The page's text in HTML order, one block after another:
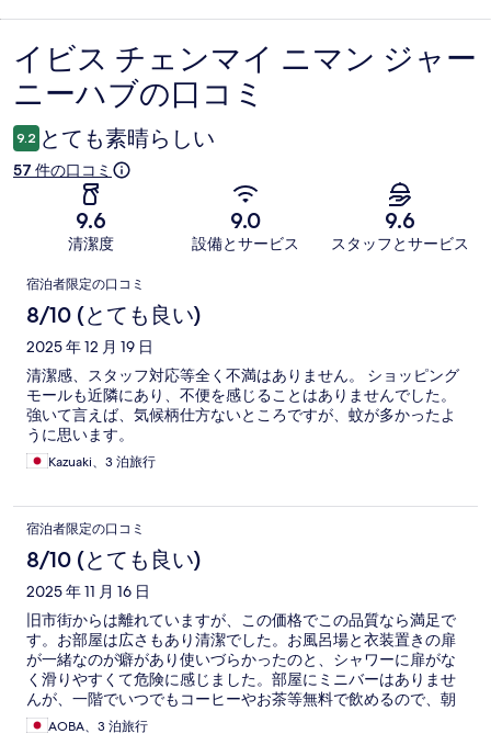
口
コ
ミ
イビス チェンマイ ニマン ジャー
ニーハブの口コミ
9.2 とても素晴らしい
57 件の口コミ
9.6
清潔度
9.0
設備とサービス
9.6
スタッフとサービス
口
コ
ミ
宿泊者限定の口コミ
8/10 (とても良い)
2025 年 12 月 19 日
清潔感、スタッフ対応等全く不満はありません。 ショッピング
モールも近隣にあり、不便を感じることはありませんでした。
強いて言えば、気候柄仕方ないところですが、蚊が多かったよ
うに思います。
Kazuaki、3 泊旅行
宿泊者限定の口コミ
8/10 (とても良い)
2025 年 11 月 16 日
旧市街からは離れていますが、この価格でこの品質なら満足で
す。お部屋は広さもあり清潔でした。お風呂場と衣装置きの扉
が一緒なのが癖があり使いづらかったのと、シャワーに扉がな
く滑りやすくて危険に感じました。部屋にミニバーはありませ
んが、一階でいつでもコーヒーやお茶等無料で飲めるので、朝
食の時持ち帰るお客さんもいました。 朝ごはんもおいしかった
です。ロイクラトンの季節のためか席が少なくて、中国語を話
AOBA、3 泊旅行